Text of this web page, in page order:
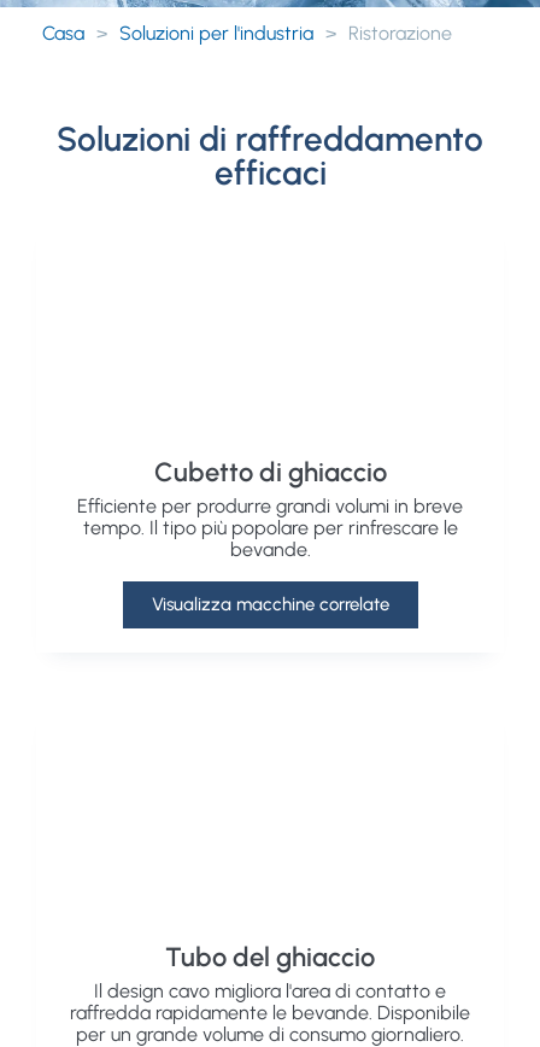
Casa > Soluzioni per l'industria > Ristorazione
Soluzioni di raffreddamento
efficaci
Cubetto di ghiaccio
Efficiente per produrre grandi volumi in breve
tempo. Il tipo più popolare per rinfrescare le
bevande.
Visualizza macchine correlate
Tubo del ghiaccio
Il design cavo migliora l'area di contatto e
raffredda rapidamente le bevande. Disponibile
per un grande volume di consumo giornaliero.